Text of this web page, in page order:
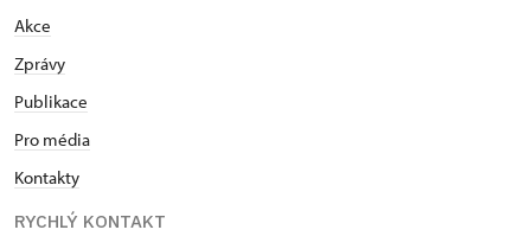
Akce
Zprávy
Publikace
Pro média
Kontakty
RYCHLÝ KONTAKT